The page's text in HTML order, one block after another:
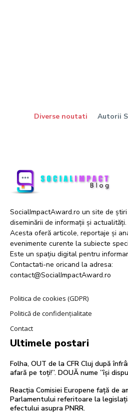
Diverse noutati Autorii
SocialImpactAward.ro un site de
diseminării de informații și actualități.
Acesta oferă articole, reportaje și
evenimente curente la subiecte
Este un spațiu digital pentru
Contactati-ne oricand la adresa:
contact@SocialImpactAward.ro
Politica de cookies (GDPR)
Politică de confidențialitate
Contact
Ultimele postari
Folha, OUT de la CFR Cluj după
afară pe toți!”. DOUĂ nume ”își
Reacția Comisiei Europene față de
Parlamentului referitoare la
efectului asupra PNRR.